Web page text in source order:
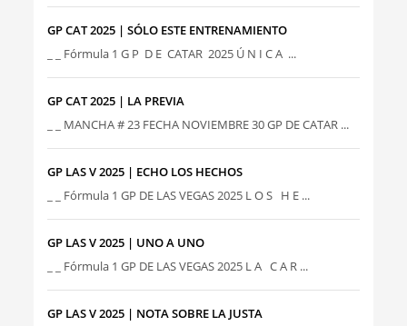
GP CAT 2025 | SÓLO ESTE ENTRENAMIENTO
_ _ Fórmula 1 G P D E CATAR 2025 Ú N I C A ...
GP CAT 2025 | LA PREVIA
_ _ MANCHA # 23 FECHA NOVIEMBRE 30 GP DE CATAR ...
GP LAS V 2025 | ECHO LOS HECHOS
_ _ Fórmula 1 GP DE LAS VEGAS 2025 L O S H E ...
GP LAS V 2025 | UNO A UNO
_ _ Fórmula 1 GP DE LAS VEGAS 2025 L A C A R ...
GP LAS V 2025 | NOTA SOBRE LA JUSTA